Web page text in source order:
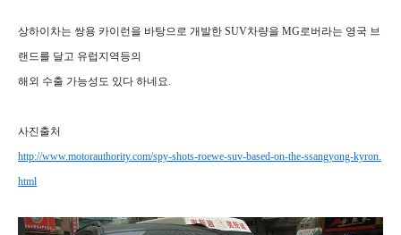
상하이차는 쌍용 카이런을 바탕으로 개발한 SUV차량을 MG로버라는 영국 브
랜드를 달고 유럽지역등의
해외 수출 가능성도 있다 하네요.
사진출처
http://www.motorauthority.com/spy-shots-roewe-suv-based-on-the-ssangyong-kyron.
html